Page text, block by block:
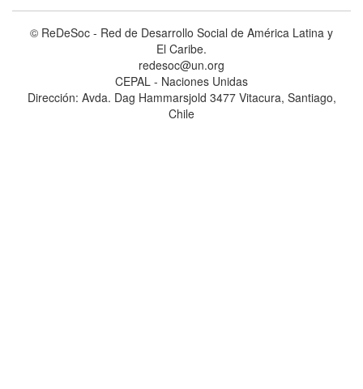
© ReDeSoc - Red de Desarrollo Social de América Latina y
El Caribe.
redesoc@un.org
CEPAL - Naciones Unidas
Dirección: Avda. Dag Hammarsjold 3477 Vitacura, Santiago,
Chile